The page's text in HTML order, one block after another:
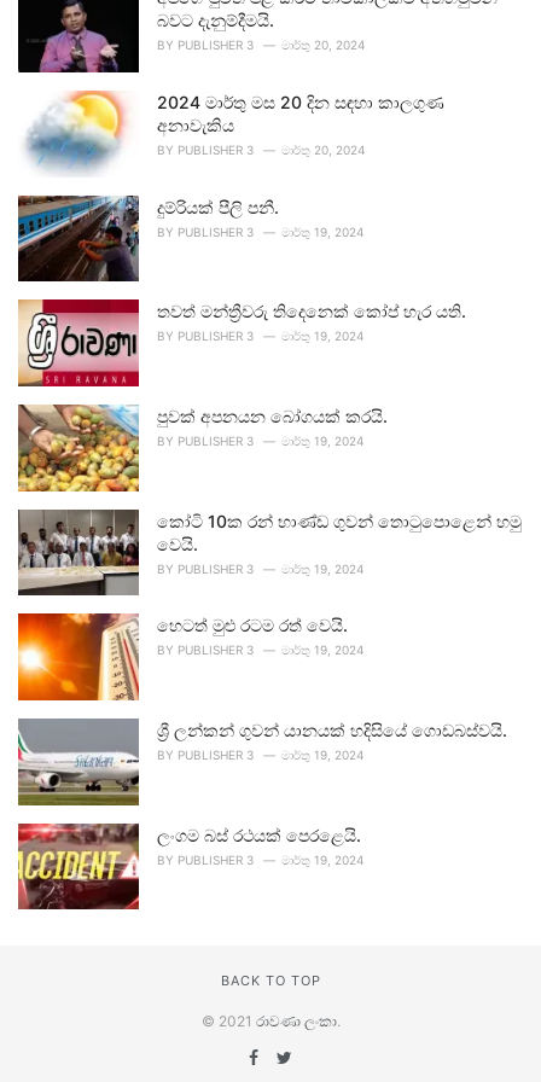
බවට දැනුම්දීමයි.
BY PUBLISHER 3 මාර්තු 20, 2024
2024 මාර්තු මස 20 දින සඳහා කාලගුණ
අනාවැකිය
BY PUBLISHER 3 මාර්තු 20, 2024
දුම්රියක් පීලි පනී.
BY PUBLISHER 3 මාර්තු 19, 2024
තවත් මන්ත්‍රීවරු තිදෙනෙක් කෝප් හැර යති.
BY PUBLISHER 3 මාර්තු 19, 2024
පුවක් අපනයන බෝගයක් කරයි.
BY PUBLISHER 3 මාර්තු 19, 2024
කෝටි 10ක රන් භාණ්ඩ ගුවන් තොටුපොළෙන් හමු
වෙයි.
BY PUBLISHER 3 මාර්තු 19, 2024
හෙටත් මුළු රටම රත් වෙයි.
BY PUBLISHER 3 මාර්තු 19, 2024
ශ්‍රී ලන්කන් ගුවන් යානයක් හදිසියේ ගොඩබස්වයි.
BY PUBLISHER 3 මාර්තු 19, 2024
ලංගම බස් රථයක් පෙරළෙයි.
BY PUBLISHER 3 මාර්තු 19, 2024
BACK TO TOP
© 2021 රාවණා ලංකා.